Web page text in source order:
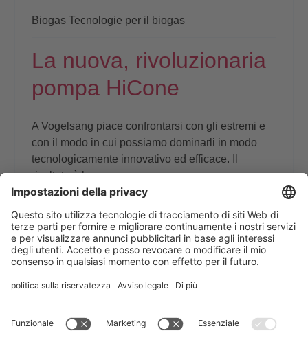
Biogas Tecnologie per il biogas
La nuova, rivoluzionaria
pompa HiCone
A Vogelsang piace confrontarsi con gli estremi e
con il modo in cui possiamo dominarli in modo
tecnologicamente innovativo ed efficace. Il
risultato è la nuova pompa...
Vogelsang Biogas
Leggi tutto